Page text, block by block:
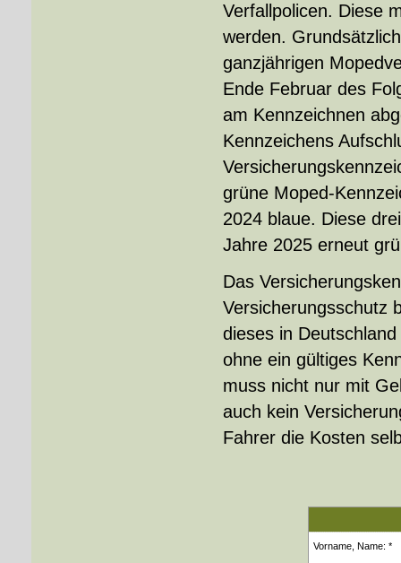
Verfallpolicen. Diese
werden.
ganzjährigen
Ende Februar des
am Kennzeichnen
Kenn­zeichens
grüne Moped-
2024 blaue. Diese
Jahre 2025 erneut
Das
Versicherungsschutz
dieses in
ohne ein gültiges
muss nicht nur mit
auch kein
Fahrer die Kosten
Vorname, Name: *